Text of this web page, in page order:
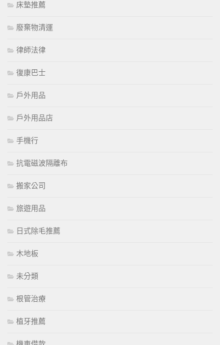
床墊推薦
廢棄物清運
律師法律
復康巴士
戶外用品
戶外用品店
手機行
抗電磁波隔離布
搬家公司
旅遊用品
日式除毛推薦
木地板
未分類
根管治療
植牙推薦